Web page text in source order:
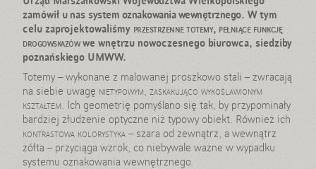
zamówił u nassystem oznakowania wewnętrznego. W tym
celu zaprojektowaliśmy przestrzenne totemy, pełniące funkcję
drogowskazówwe wnętrzu nowoczesnego biurowca, siedziby
poznańskiego UMWW.
Totemy – wykonane z malowanej proszkowo stali – zwracają
na siebie uwagę nietypowym, zaskakująco wykoślawionym
kształtem . Ich geometrię pomyślano się tak, by przypominały
bardziej złudzenie optyczne niż typowy obiekt. Również ich
kontrastowa kolorystyka – szara od zewnątrz, a wewnątrz
żółta – przyciąga wzrok, co niebywale ważne w wypadku
systemu oznakowania wewnętrznego.